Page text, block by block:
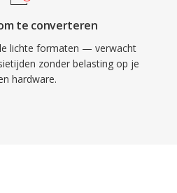
te converteren
lichte formaten — verwacht
zonder belasting op je
hardware.